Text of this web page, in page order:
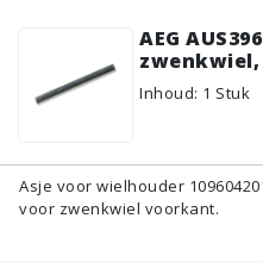
AEG
Inhoud: 1 Stuk
Asje voor wielhouder
voor zwenkwiel voorkant.